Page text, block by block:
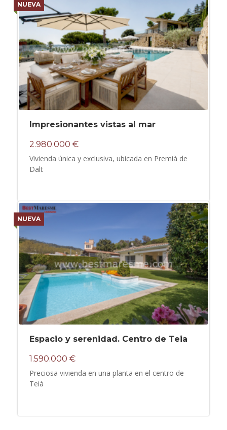
NUEVA
Impresionantes vistas al mar
2.980.000 €
Vivienda única y exclusiva, ubicada en Premià de
Dalt
NUEVA
Espacio y serenidad. Centro de Teia
1.590.000 €
Preciosa vivienda en una planta en el centro de
Teià